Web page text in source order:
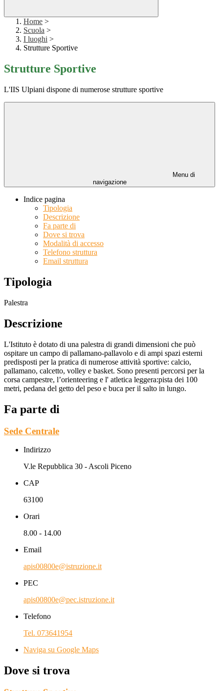
Home >
Scuola >
I luoghi >
Strutture Sportive
Strutture Sportive
L'IIS Ulpiani dispone di numerose strutture sportive
Menu di
navigazione
Indice pagina
Tipologia
Descrizione
Fa parte di
Dove si trova
Modalità di accesso
Telefono struttura
Email struttura
Tipologia
Palestra
Descrizione
L'Istituto è dotato di una palestra di grandi dimensioni che può
ospitare un campo di pallamano-pallavolo e di ampi spazi esterni
predisposti per la pratica di numerose attività sportive: calcio,
pallamano, calcetto, volley e basket. Sono presenti percorsi per la
corsa campestre, l’orienteering e l' atletica leggera:pista dei 100
metri, pedana del getto del peso e buca per il salto in lungo.
Fa parte di
Sede Centrale
Indirizzo
V.le Repubblica 30 - Ascoli Piceno
CAP
63100
Orari
8.00 - 14.00
Email
apis00800e@istruzione.it
PEC
apis00800e@pec.istruzione.it
Telefono
Tel. 073641954
Naviga su Google Maps
Dove si trova